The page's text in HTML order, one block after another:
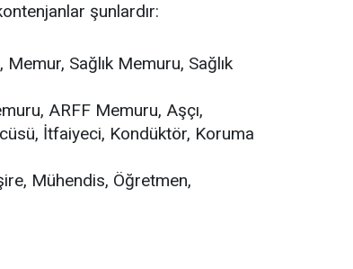
şunlardır:
Sağlık Memuru, Sağlık
ARFF Memuru, Aşçı,
İtfaiyeci, Kondüktör, Koruma
Mühendis, Öğretmen,